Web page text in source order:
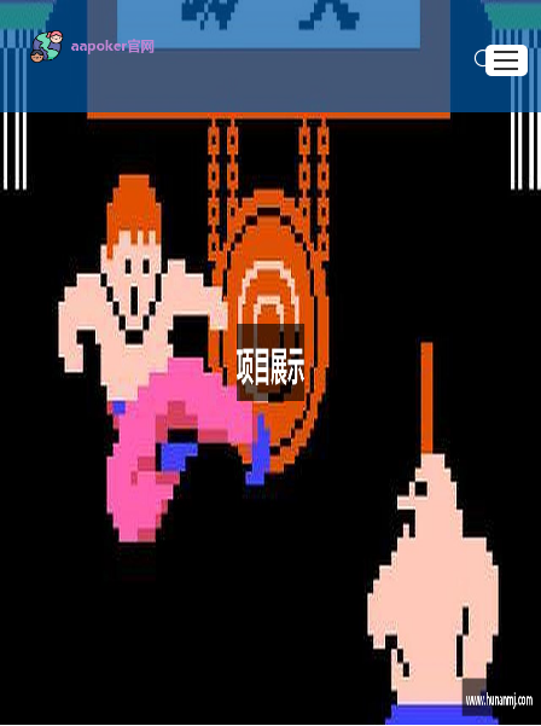
首页官网入口
了解aapoker电脑版下载
项目展示
游戏资讯
最新注册网址
找到aapoker下载地址
项目展示 怎么样玩扑克牌很炫酷啊怎么玩儿扑克牌？
怎么样玩扑克牌很炫酷啊怎么玩儿扑克牌？
2026 .03 .03
当然！这是一个非常棒的问题。“玩扑克牌很炫酷”其实包含
了两个层面：一是如何把扑克牌玩得像个高手（技巧与玩法），
二是如何让玩扑克牌这个动作本身看起来很炫酷（花式与风
我将从这两个方面为你详细解答。
第一部分：怎么玩儿扑克牌？（牌？（成为游戏高手）
想要酷，首先得会玩。如果你连规则都不懂，再多的花式也
：共54张（52张正牌+2张王牌）。
：通常分为黑桃（Spade）、红心（Heart）、